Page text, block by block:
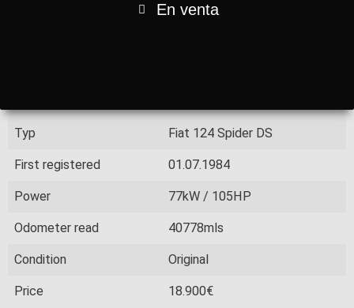
En venta
Typ Fiat 124 Spider DS
First registered 01.07.1984
Power 77kW / 105HP
Odometer read 40778mls
Condition Original
Price 18.900€